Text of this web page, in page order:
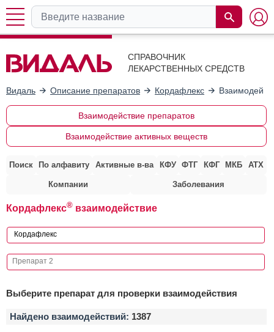
СПРАВОЧНИК
ЛЕКАРСТВЕННЫХ СРЕДСТВ
Видаль Описание препаратов Кордафлекс
Взаимодействие препаратов
Взаимодействие активных веществ
Поиск По алфавиту Активные в-ва КФУ ФТГ КФГ МКБ АТХ
Компании Заболевания
Кордафлекс® взаимодействие
Выберите препарат для проверки взаимодействия
Найдено взаимодействий: 1387